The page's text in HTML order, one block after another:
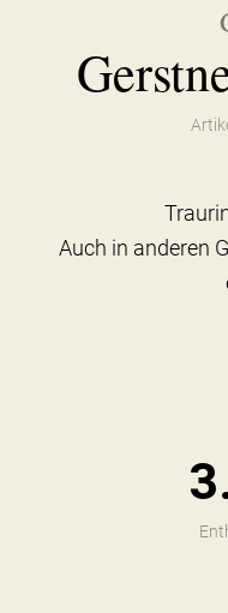
Auch in anderen